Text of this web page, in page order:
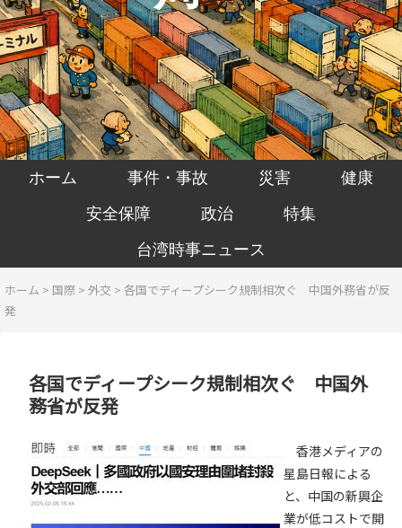
ホーム 事件・事故 災害
健康
安全保障
政治
特集
台湾時事ニュース
ホーム > 国際 >外交 >各国でディープシーク規制相次ぐ 中国外務省が反
発
各国でディープシーク規制相次ぐ 中国外
務省が反発
香港メディアの
星島日報による
と、中国の新興企
業が低コストで開